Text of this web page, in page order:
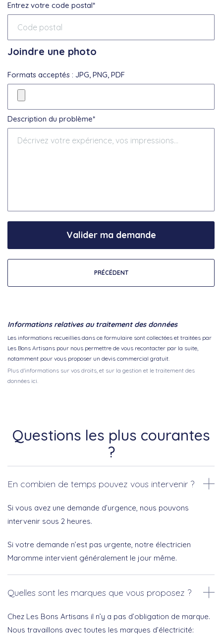
Entrez votre code postal*
Joindre une photo
Formats acceptés : JPG, PNG, PDF
Description du problème*
PRÉCÉDENT
Valider ma demande
Informations relatives au traitement des données
Les informations recueillies dans ce formulaire sont collectées et traitées par
Les Bons Artisans pour nous permettre de vous recontacter par la suite,
notamment pour vous proposer un devis commercial gratuit.
Plus d'informations sur vos droits, et sur la gestion et le traitement des
données ici.
Questions les plus courantes
?
En combien de temps pouvez vous intervenir ?
Si vous avez une demande d’urgence, nous pouvons
intervenir sous 2 heures.
Si votre demande n’est pas urgente, notre électricien
Maromme intervient généralement le jour même.
Quelles sont les marques que vous proposez ?
Chez Les Bons Artisans il n’y a pas d’obligation de marque.
Nous travaillons avec toutes les marques d’électricité: